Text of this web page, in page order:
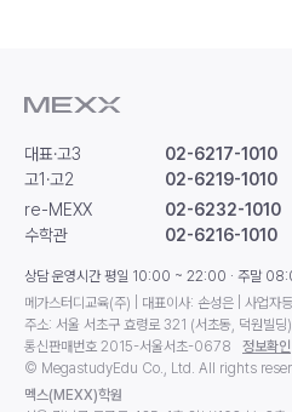
대표·고3
02-6217-1010
고1·고2
02-6219-1010
re-MEXX
02-6232-1010
수학관
02-6216-1010
상담 운영시간 평일 10:00 ~ 22:00 · 주말
메가스터디교육(주) | 대표이사: 손성은 | 사
주소: 서울 서초구 효령로 321 (서초동, 덕원빌딩
통신판매번호 2015-서울서초-0678 정보확인
© MegastudyEdu Co., Ltd. All rights
멕스(MEXX)학원